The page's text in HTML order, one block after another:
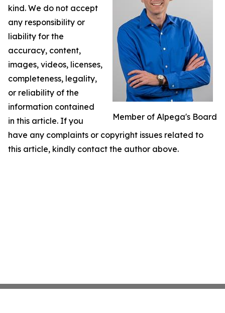
Member of Alpega's Board
kind. We do not accept
any responsibility or
liability for the
accuracy, content,
images, videos, licenses,
completeness, legality,
or reliability of the
information contained
in this article. If you
have any complaints or copyright issues related to
this article, kindly contact the author above.